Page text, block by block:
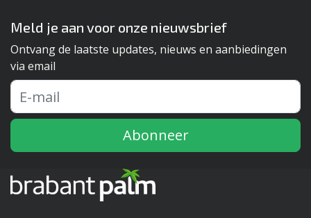
Meld je aan voor onze nieuwsbrief
Ontvang de laatste updates, nieuws en aanbiedingen
via email
Abonneer